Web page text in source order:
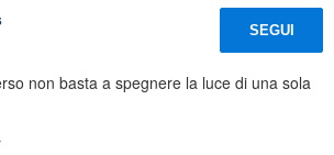
SEGUI
non basta a spegnere la luce di una sola